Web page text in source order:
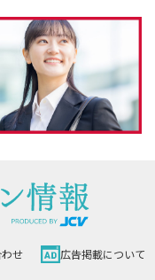
せ 広告掲載について